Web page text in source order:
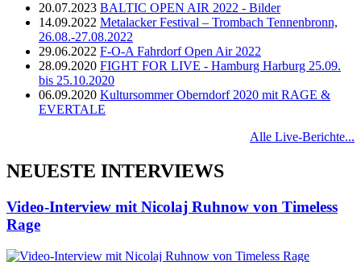
20.07.2023 BALTIC OPEN AIR 2022 - Bilder
14.09.2022 Metalacker Festival – Trombach Tennenbronn,
26.08.-27.08.2022
29.06.2022 F-O-A Fahrdorf Open Air 2022
28.09.2020 FIGHT FOR LIVE - Hamburg Harburg 25.09.
bis 25.10.2020
06.09.2020 Kultursommer Oberndorf 2020 mit RAGE &
EVERTALE
Alle Live-Berichte...
NEUESTE INTERVIEWS
Video-Interview mit Nicolaj Ruhnow von Timeless
Rage